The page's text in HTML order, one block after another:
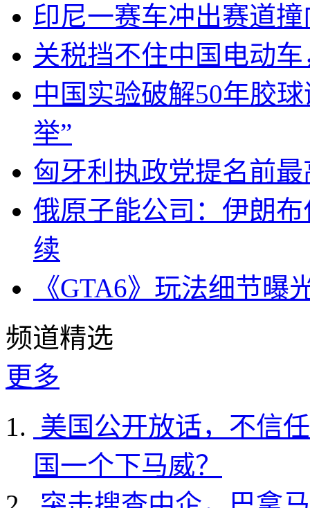
印尼一赛车冲出赛道
关税挡不住中国电动
中国实验破解50年胶
举”
匈牙利执政党提名前
俄原子能公司：伊朗
续
《GTA6》玩法细节
频道精选
更多
美国公开放话，不信
国一个下马威？